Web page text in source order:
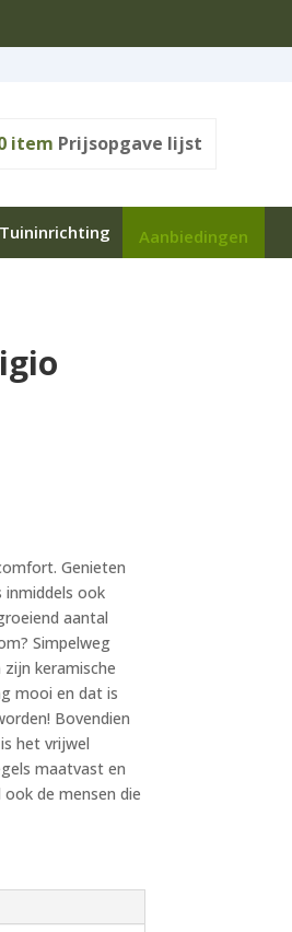
item Prijsopgave lijst
Aanbiedingen
Genieten
ook
aantal
Simpelweg
keramische
mooi en dat is
Bovendien
het vrijwel
maatvast en
de mensen die